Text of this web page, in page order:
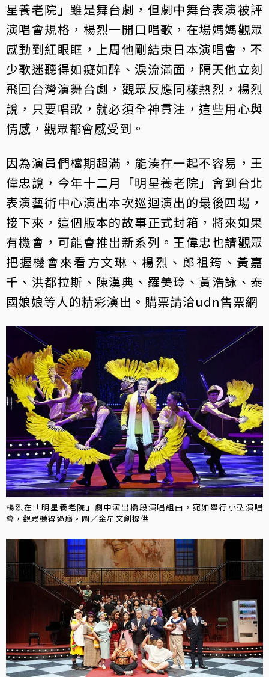
星養老院」雖是舞台劇，但劇中舞台表演被評
演唱會規格，楊烈一開口唱歌，在場媽媽觀眾
感動到紅眼眶，上周他剛結束日本演唱會，不
少歌迷聽得如癡如醉、淚流滿面，隔天他立刻
飛回台灣演舞台劇，觀眾反應同樣熱烈，楊烈
說，只要唱歌，就必須全神貫注，這些用心與
情感，觀眾都會感受到。
因為演員們檔期超滿，能湊在一起不容易，王
偉忠說，今年十二月「明星養老院」會到台北
表演藝術中心演出本次巡迴演出的最後四場，
接下來，這個版本的故事正式封箱，將來如果
有機會，可能會推出新系列。王偉忠也請觀眾
把握機會來看方文琳、楊烈、郎祖筠、黃嘉
千、洪都拉斯、陳漢典、羅美玲、黃浩詠、泰
國娘娘等人的精彩演出。購票請洽udn售票網
楊烈在「明星養老院」劇中演出橋段演唱組曲，宛如舉行小型演唱
會，觀眾聽得過癮。圖／金星文創提供